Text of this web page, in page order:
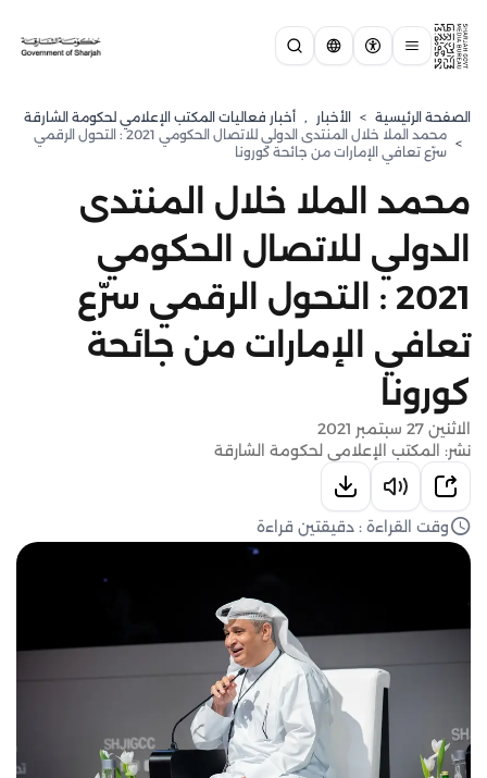
الصفحة الرئيسية > الأخبار , أخبار فعاليات المكتب الإعلامي لحكومة الشارقة
>
محمد الملا خلال المنتدى الدولي للاتصال الحكومي 2021 : التحول الرقمي
سرّع تعافي الإمارات من جائحة كورونا
محمد الملا خلال المنتدى
الدولي للاتصال الحكومي
2021 : التحول الرقمي سرّع
تعافي الإمارات من جائحة
كورونا
الاثنين 27 سبتمبر 2021
نشر: المكتب الإعلامي لحكومة الشارقة
وقت القراءة : دقيقتين قراءة